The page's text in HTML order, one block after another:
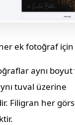
ek fotoğraf
aynı
tuval üzerine
Filigran her